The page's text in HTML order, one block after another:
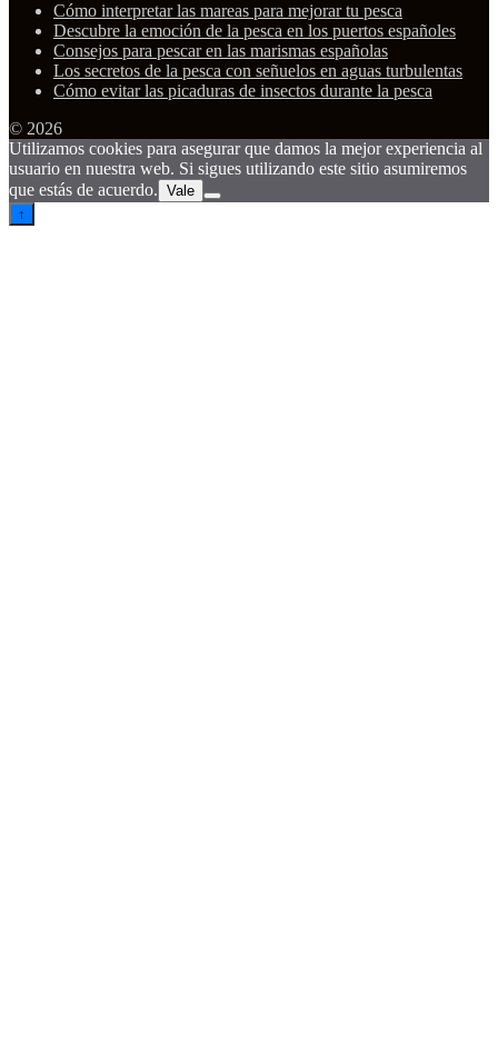
Cómo interpretar las mareas para mejorar tu pesca
Descubre la emoción de la pesca en los puertos españoles
Consejos para pescar en las marismas españolas
Los secretos de la pesca con señuelos en aguas turbulentas
Cómo evitar las picaduras de insectos durante la pesca
© 2026
Utilizamos cookies para asegurar que damos la mejor experiencia al
usuario en nuestra web. Si sigues utilizando este sitio asumiremos
que estás de acuerdo. Vale
↑